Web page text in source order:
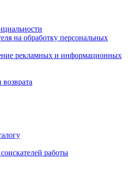
на обработку персональных
рекламных и информационных
работы